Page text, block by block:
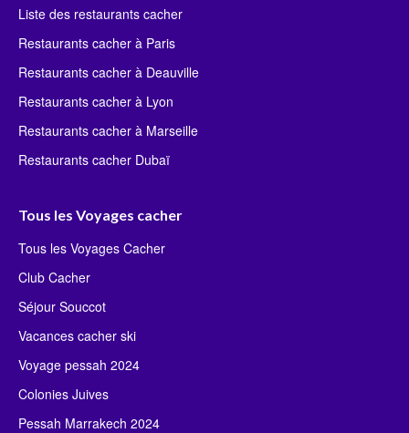
Liste des restaurants cacher
Restaurants cacher à Paris
Restaurants cacher à Deauville
Restaurants cacher à Lyon
Restaurants cacher à Marseille
Restaurants cacher Dubaï
Tous les Voyages cacher
Tous les Voyages Cacher
Club Cacher
Séjour Souccot
Vacances cacher ski
Voyage pessah 2024
Colonies Juives
Pessah Marrakech 2024